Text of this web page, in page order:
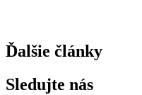
Ďalšie články
Sledujte nás